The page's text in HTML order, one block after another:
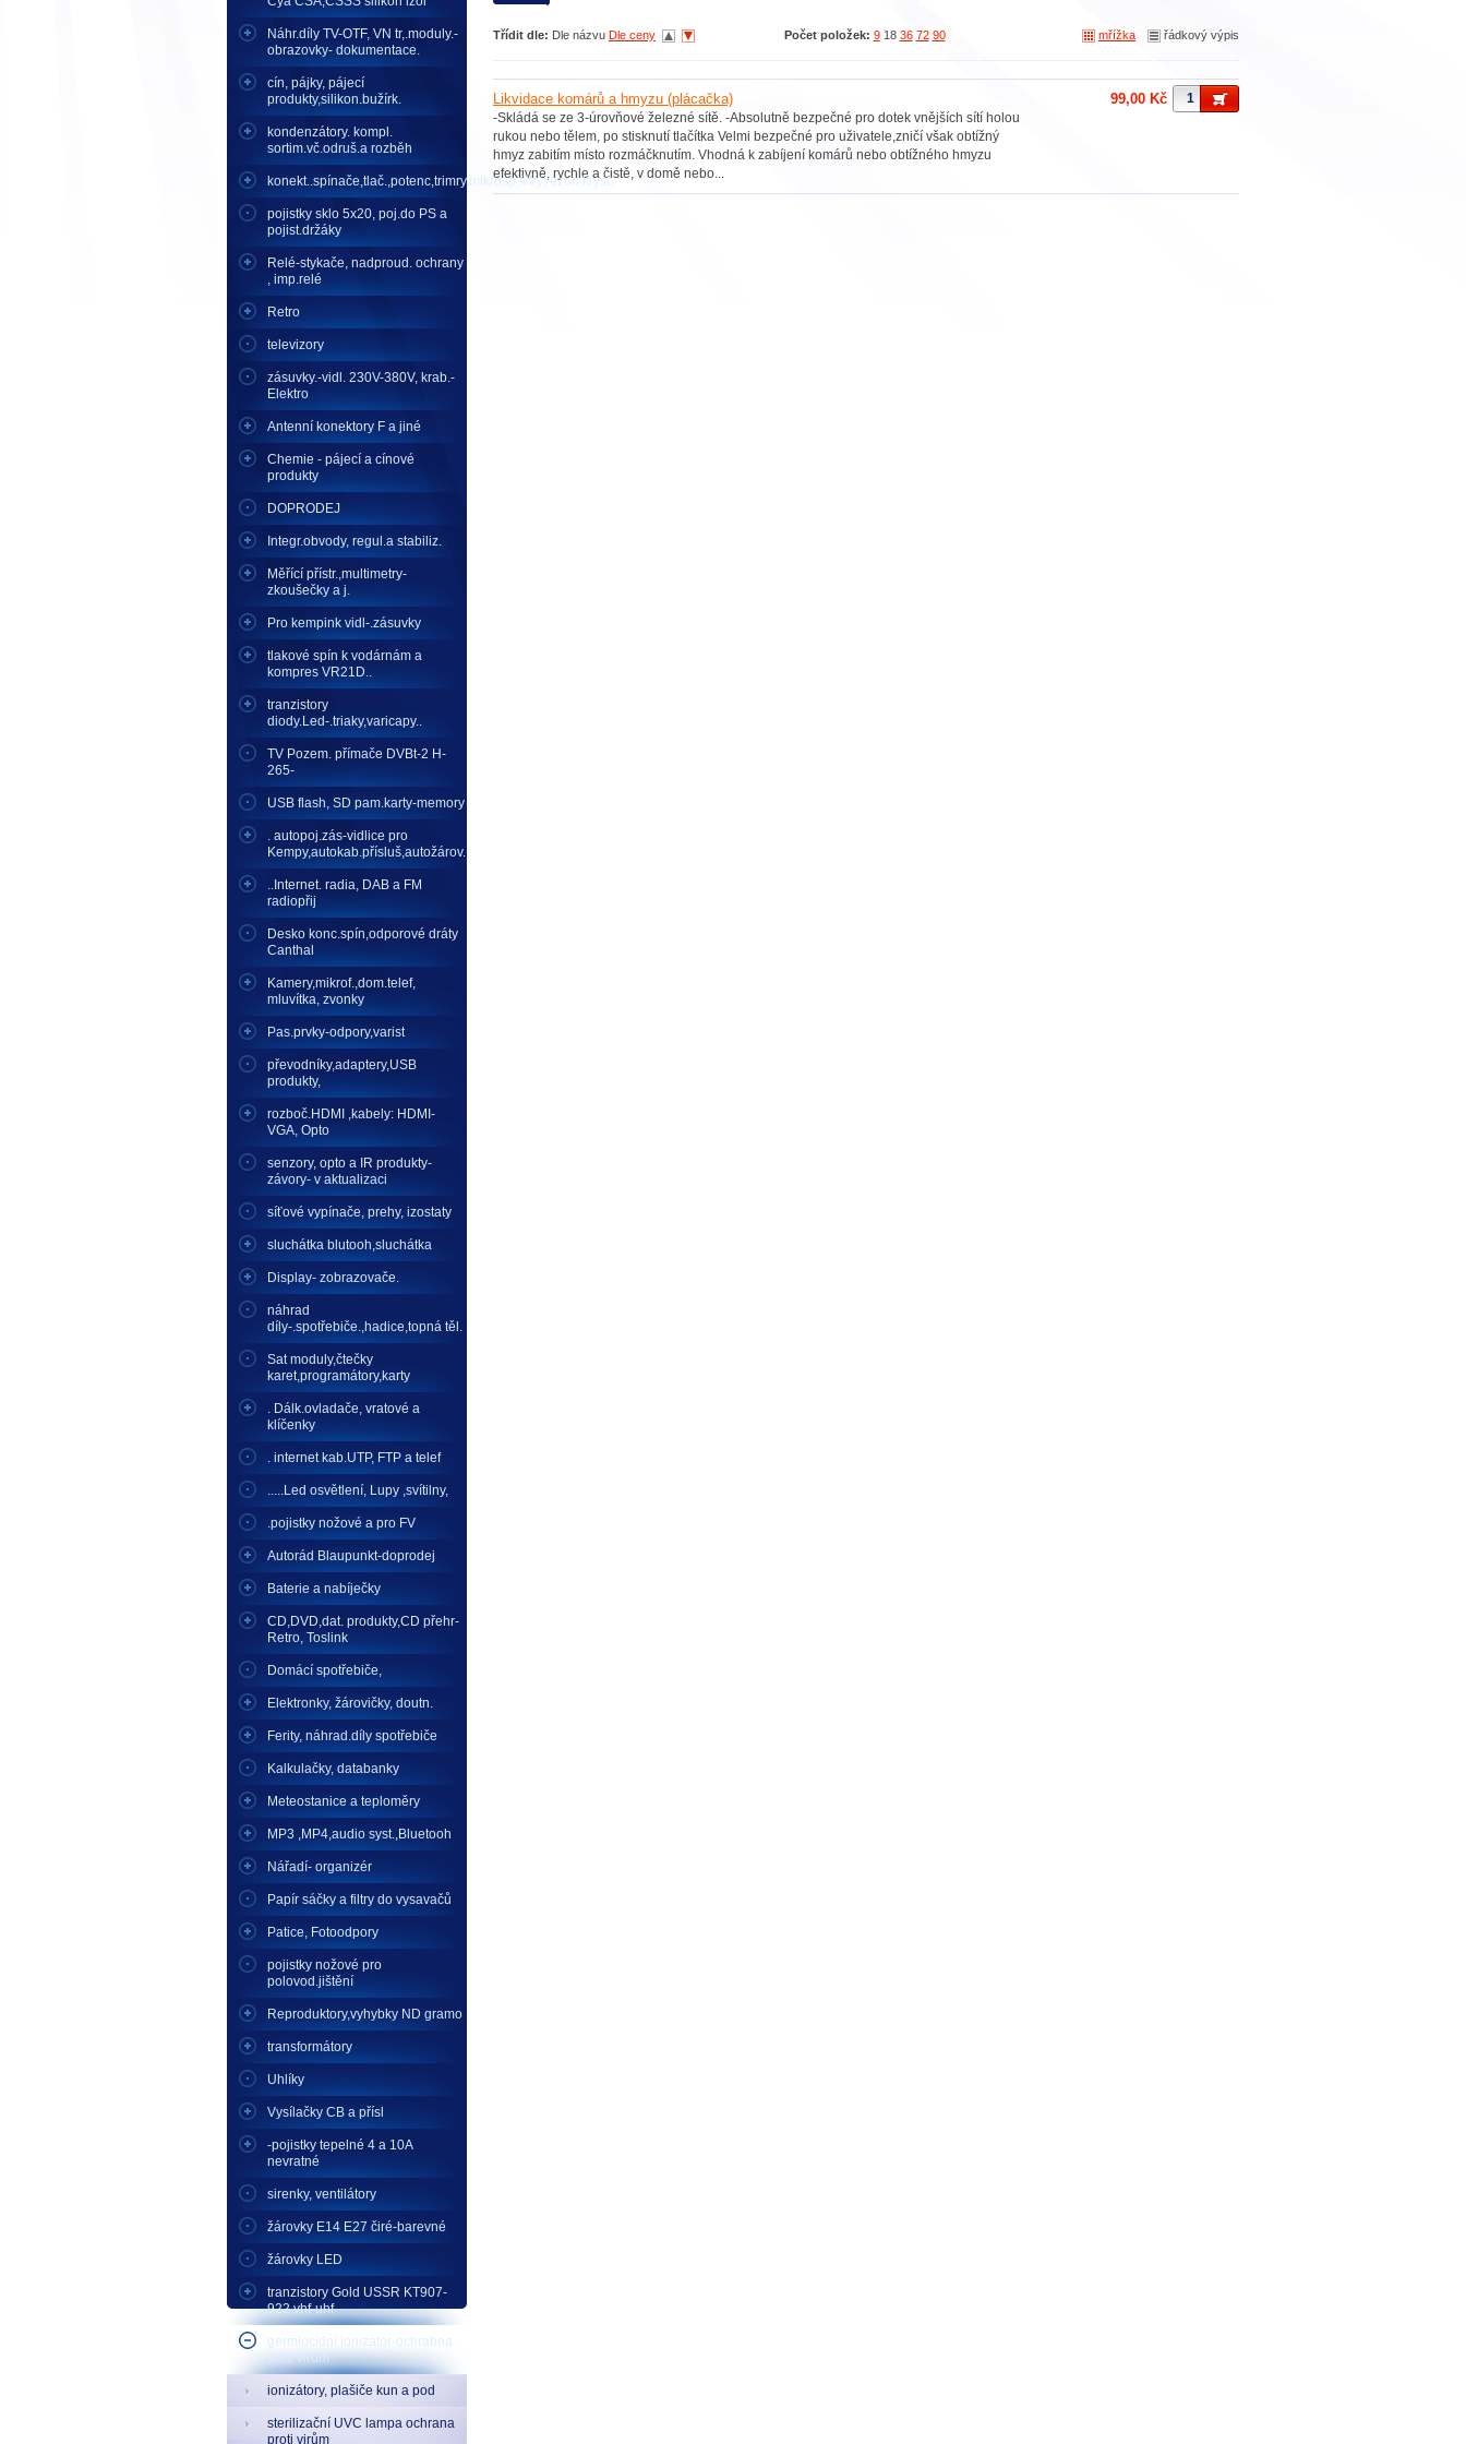
Náhr.díly TV-OTF, VN tr,.moduly.-
obrazovky- dokumentace.
cín, pájky, pájecí
produkty,silikon.bužírk.
kondenzátory. kompl.
sortim.vč.odruš.a rozběh
konekt..spínače,tlač.,potenc,trimry,mikrosp,filtry,rezon.kryst..
pojistky sklo 5x20, poj.do PS a
pojist.držáky
Relé-stykače, nadproud. ochrany
, imp.relé
Retro
televizory
zásuvky.-vidl. 230V-380V, krab.-
Elektro
Antenní konektory F a jiné
Chemie - pájecí a cínové
produkty
DOPRODEJ
Integr.obvody, regul.a stabiliz.
Měřící přístr.,multimetry-
zkoušečky a j.
Pro kempink vidl-.zásuvky
tlakové spín k vodárnám a
kompres VR21D..
tranzistory
diody.Led-.triaky,varicapy..
TV Pozem. přímače DVBt-2 H-
265-
USB flash, SD pam.karty-memory
. autopoj.zás-vidlice pro
Kempy,autokab.přísluš,autožárov.
..Internet. radia, DAB a FM
radiopřij
Desko konc.spín,odporové dráty
Canthal
Kamery,mikrof.,dom.telef,
mluvítka, zvonky
Pas.prvky-odpory,varist
převodníky,adaptery,USB
produkty,
rozboč.HDMI ,kabely: HDMI-
VGA, Opto
senzory, opto a IR produkty-
závory- v aktualizaci
síťové vypínače, prehy, izostaty
sluchátka blutooh,sluchátka
Display- zobrazovače.
náhrad
díly-.spotřebiče.,hadice,topná těl.
Sat moduly,čtečky
karet,programátory,karty
. Dálk.ovladače, vratové a
klíčenky
. internet kab.UTP, FTP a telef
.....Led osvětlení, Lupy ,svítilny,
.pojistky nožové a pro FV
Autorád Blaupunkt-doprodej
Baterie a nabíječky
CD,DVD,dat. produkty,CD přehr-
Retro, Toslink
Domácí spotřebiče,
Elektronky, žárovičky, doutn.
Ferity, náhrad.díly spotřebiče
Kalkulačky, databanky
Meteostanice a teploměry
MP3 ,MP4,audio syst.,Bluetooh
Nářadí- organizér
Papír sáčky a filtry do vysavačů
Patice, Fotoodpory
pojistky nožové pro
polovod.jištění
Reproduktory,vyhybky ND gramo
transformátory
Uhlíky
Vysílačky CB a přísl
-pojistky tepelné 4 a 10A
nevratné
sirenky, ventilátory
žárovky E14 E27 čiré-barevné
žárovky LED
tranzistory Gold USSR KT907-
922 vhf-uhf
germiocidní ionizátor-ochrabna
proti virům
ionizátory, plašiče kun a pod
sterilizační UVC lampa ochrana
proti virům
Třídit dle: Dle názvu Dle ceny Počet položek: 9 18 36 72 90 mřížka řádkový výpis
Likvidace komárů a hmyzu (plácačka)
-Skládá se ze 3-úrovňové železné sítě. -Absolutně bezpečné pro dotek vnějších sítí holou
rukou nebo tělem, po stisknutí tlačítka Velmi bezpečné pro uživatele,zničí však obtížný
hmyz zabitím místo rozmáčknutím. Vhodná k zabíjení komárů nebo obtížného hmyzu
efektivně, rychle a čistě, v domě nebo...
99,00 Kč